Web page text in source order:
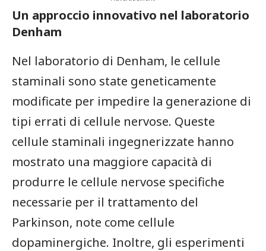
Un approccio innovativo nel laboratorio
Denham
Nel laboratorio di Denham, le cellule
staminali sono state geneticamente
modificate⁢ per impedire la generazione di
tipi errati di cellule nervose. Queste
cellule staminali ingegnerizzate hanno
mostrato una maggiore capacità di
produrre le cellule ‍nervose specifiche
necessarie per il trattamento del
Parkinson, note come cellule
dopaminergiche. Inoltre, gli esperimenti